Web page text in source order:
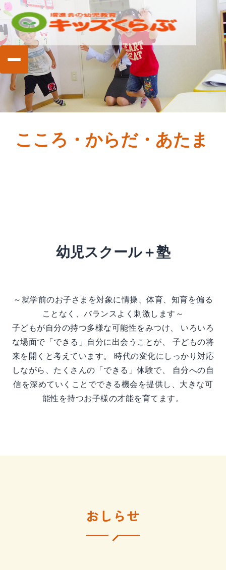
こころ・からだ・あたま
幼児スクール＋塾
～就学前のお子さまを対象に情操、体育、知育を偏る
ことなく、バランスよく刺激します～
子どもが自分の持つ多様な可能性をみつけ、 いろいろ
な場面で「できる」自分に出会うことが、 子どもの将
来を開くと考えています。 時代の変化にしっかり対応
しながら、たくさんの「できる」体験で、 自分への自
信を深めていくことでできる機会を提供し、大きな可
能性を持つお子様の才能を育てます。
おしらせ